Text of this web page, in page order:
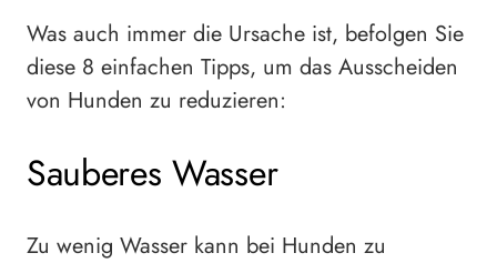
Was auch immer die Ursache ist, befolgen Sie
diese 8 einfachen Tipps, um das Ausscheiden
von Hunden zu reduzieren:
Sauberes Wasser
Zu wenig Wasser kann bei Hunden zu